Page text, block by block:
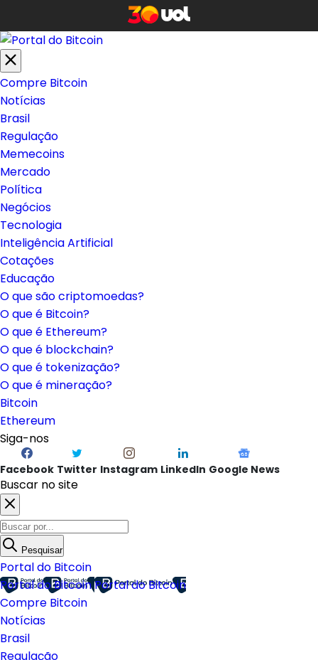
Compre Bitcoin
Notícias
Brasil
Regulação
Memecoins
Mercado
Política
Negócios
Tecnologia
Inteligência Artificial
Cotações
Educação
O que são criptomoedas?
O que é Bitcoin?
O que é Ethereum?
O que é blockchain?
O que é tokenização?
O que é mineração?
Bitcoin
Ethereum
Siga-nos
Facebook Twitter Instagram LinkedIn Google News
Buscar no site
Pesquisar
Portal do Bitcoin
Portal do BitcoinPortal do Bitcoin
Compre Bitcoin
Notícias
Brasil
Regulação